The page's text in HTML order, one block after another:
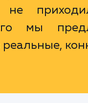
мы